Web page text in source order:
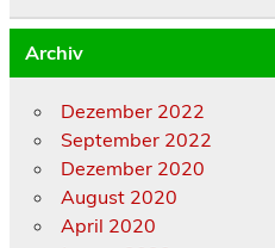
Archiv
Dezember 2022
September 2022
Dezember 2020
August 2020
April 2020